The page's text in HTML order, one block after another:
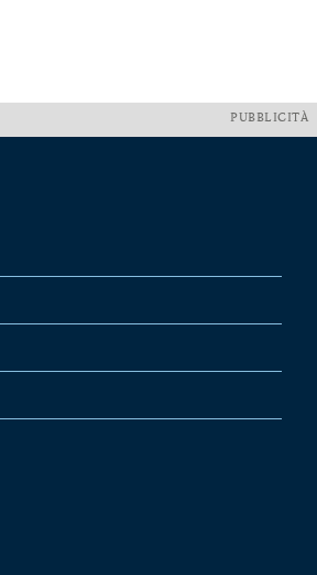
PUBBLICITÀ